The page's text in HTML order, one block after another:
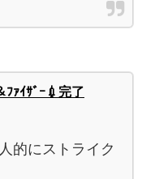
ﾌｧｲｻﾞｰ💉完了
的にストライク